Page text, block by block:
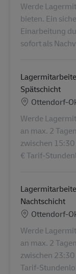
Werde
bieten. Ein
Einarbeitung
sofort als
Spätschicht
Standort
Ottendorf-
Werde
an max. 2
zwischen
€ Tarif-
Nachtschicht
Standort
Ottendorf-
Werde
an max. 2
zwischen
Tarif-